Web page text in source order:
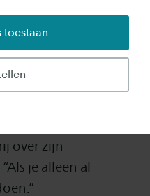
toestaan
mislopen en was
naar hoe het zou zijn
In 2021 ging
over zijn
je alleen al